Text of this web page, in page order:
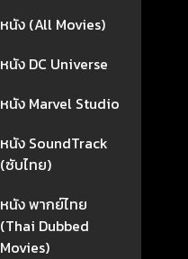
หนัง (All Movies)
หนัง DC Universe
หนัง Marvel Studio
หนัง SoundTrack
(ซับไทย)
หนัง พากย์ไทย
(Thai Dubbed
Movies)